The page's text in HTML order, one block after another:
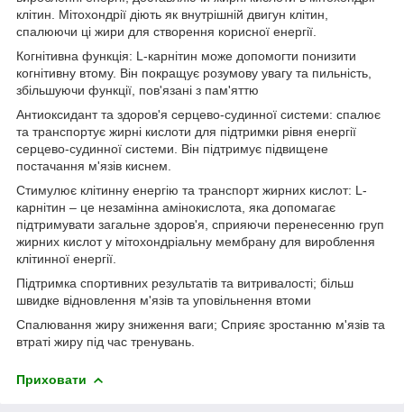
клітин. Мітохондрії діють як внутрішній двигун клітин,
спалюючи ці жири для створення корисної енергії.
Когнітивна функція: L-карнітин може допомогти понизити
когнітивну втому. Він покращує розумову увагу та пильність,
збільшуючи функції, пов'язані з пам'яттю
Антиоксидант та здоров'я серцево-судинної системи: спалює
та транспортує жирні кислоти для підтримки рівня енергії
серцево-судинної системи. Він підтримує підвищене
постачання м'язів киснем.
Стимулює клітинну енергію та транспорт жирних кислот: L-
карнітин – це незамінна амінокислота, яка допомагає
підтримувати загальне здоров'я, сприяючи перенесенню груп
жирних кислот у мітохондріальну мембрану для вироблення
клітинної енергії.
Підтримка спортивних результатів та витривалості; більш
швидке відновлення м'язів та уповільнення втоми
Спалювання жиру зниження ваги; Сприяє зростанню м'язів та
втраті жиру під час тренувань.
Приховати